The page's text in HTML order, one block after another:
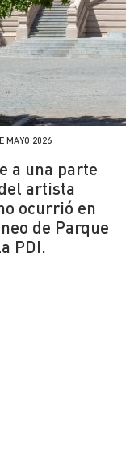
MAYO 2026
a una parte
artista
ocurrió en
de Parque
PDI.